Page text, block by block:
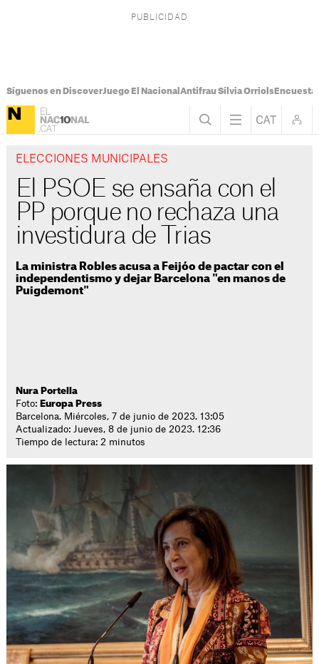
Síguenos en DiscoverJuego El Nacional Antifrau Sílvia OrriolsEncuesta
ELECCIONES MUNICIPALES
El PSOE se ensaña con el
PP porque no rechaza una
investidura de Trias
La ministra Robles acusa a Feijóo de pactar con el
independentismo y dejar Barcelona "en manos de
Puigdemont"
Nura Portella
Foto: Europa Press
Barcelona. Miércoles, 7 de junio de 2023. 13:05
Actualizado: Jueves, 8 de junio de 2023. 12:36
Tiempo de lectura: 2 minutos